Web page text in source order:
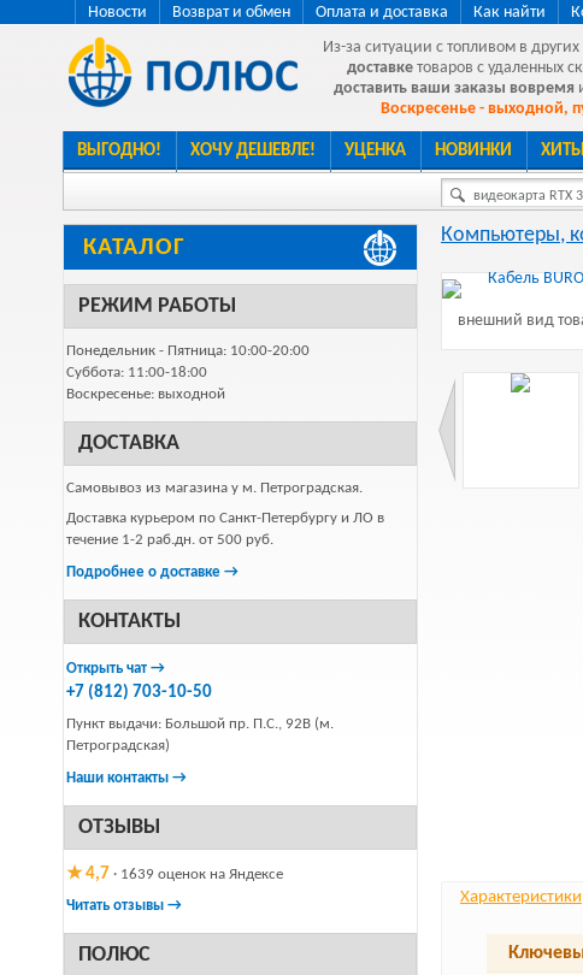
Новости Возврат и обмен Оплата и доставка Как найти
Из-за ситуации с топливом в других
доставке товаров с удаленных
доставить ваши заказы вовремя
Воскресенье - выходной,
ВЫГОДНО! ХОЧУ ДЕШЕВЛЕ! УЦЕНКА НОВИНКИ ХИТЫ
видеокарта RTX
КАТАЛОГ
РЕЖИМ РАБОТЫ
Понедельник - Пятница: 10:00-20:00
Суббота: 11:00-18:00
Воскресенье: выходной
ДОСТАВКА
Самовывоз из магазина у м. Петроградская.
Доставка курьером по Санкт-Петербургу и ЛО в
течение 1-2 раб.дн. от 500 руб.
Подробнее о доставке →
КОНТАКТЫ
Открыть чат →
+7 (812) 703-10-50
Пункт выдачи: Большой пр. П.С., 92В (м.
Петроградская)
Наши контакты →
ОТЗЫВЫ
★ 4,7 · 1639 оценок на Яндексе
Читать отзывы →
ПОЛЮС
Компьютеры,
внешний вид
Характеристики